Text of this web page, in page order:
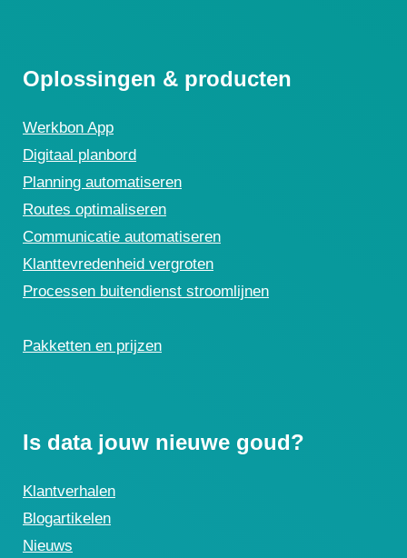
Oplossingen & producten
Werkbon App
Digitaal planbord
Planning automatiseren
Routes optimaliseren
Communicatie automatiseren
Klanttevredenheid vergroten
Processen buitendienst stroomlijnen
Pakketten en prijzen
Is data jouw nieuwe goud?
Klantverhalen
Blogartikelen
Nieuws